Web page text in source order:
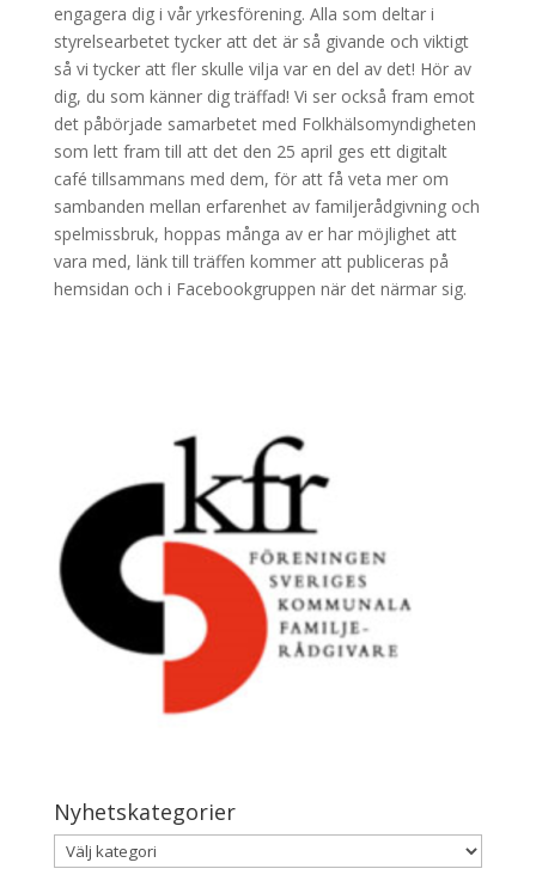
engagera dig i vår yrkesförening. Alla som deltar i
styrelsearbetet tycker att det är så givande och viktigt
så vi tycker att fler skulle vilja var en del av det! Hör av
dig, du som känner dig träffad! Vi ser också fram emot
det påbörjade samarbetet med Folkhälsomyndigheten
som lett fram till att det den 25 april ges ett digitalt
café tillsammans med dem, för att få veta mer om
sambanden mellan erfarenhet av familjerådgivning och
spelmissbruk, hoppas många av er har möjlighet att
vara med, länk till träffen kommer att publiceras på
hemsidan och i Facebookgruppen när det närmar sig.
Nyhetskategorier
Nyhetskategorier